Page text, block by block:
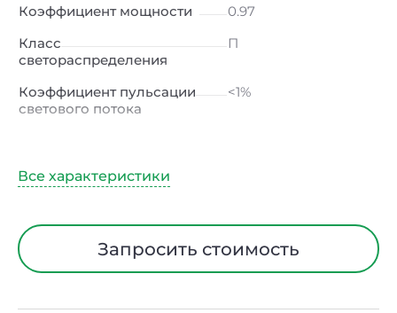
Коэффициент мощности
0.97
Класс
светораспределения
П
Коэффициент пульсации
светового потока
<1%
Тип кривой силы света
Климатическое
исполнениеЗапросить стоимость